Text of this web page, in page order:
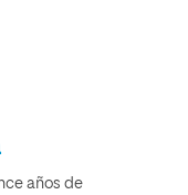
años de